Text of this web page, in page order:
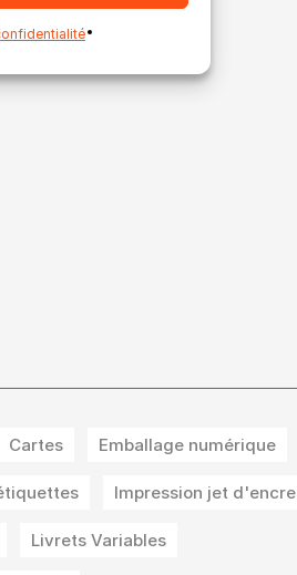
Cartes Emballage numérique
Impression jet d'encre
Livrets Variables